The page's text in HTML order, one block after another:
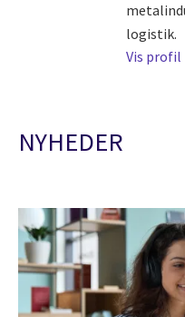
logistik.
Vis profil
NYHEDER